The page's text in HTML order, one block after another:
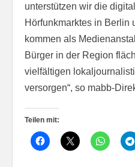
unterstützen wir die
Hörfunkmarktes in Berlin
kommen als
Bürger in der Region
vielfältigen
versorgen“, so mabb-
Teilen mit: